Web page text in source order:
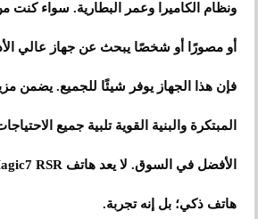
ونظام الكاميرا وعمر البطارية. سواء كنت
أو مصورًا أو شخصًا يبحث عن جهاز عالي
فإن هذا الجهاز يوفر شيئًا للجميع. يضمن
المبتكرة والبنية القوية تلبية جميع
هاتف ذكي؛ بل إنه تجربة.